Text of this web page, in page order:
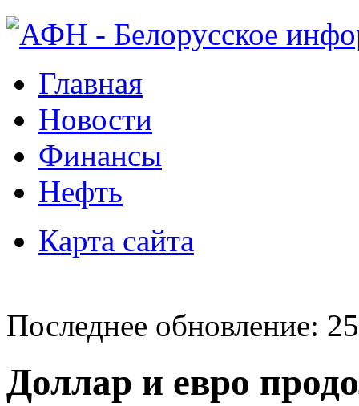
Главная
Новости
Финансы
Нефть
Карта сайта
Последнее обновление:
Доллар и евро